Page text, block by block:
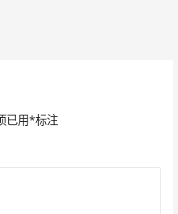
已用*标注